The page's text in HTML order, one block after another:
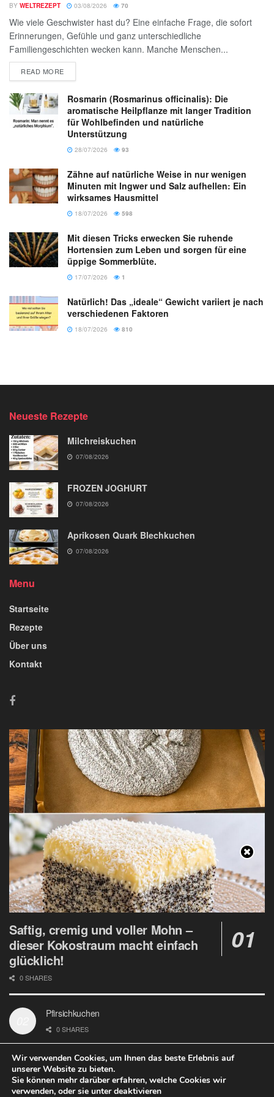
BY WELTREZEPT 03/08/2026 70
Wie viele Geschwister hast du? Eine einfache Frage, die sofort
Erinnerungen, Gefühle und ganz unterschiedliche
Familiengeschichten wecken kann. Manche Menschen...
READ MORE
Rosmarin (Rosmarinus officinalis): Die
aromatische Heilpflanze mit langer Tradition
für Wohlbefinden und natürliche
Unterstützung
28/07/2026 93
Zähne auf natürliche Weise in nur wenigen
Minuten mit Ingwer und Salz aufhellen: Ein
wirksames Hausmittel
18/07/2026 598
Mit diesen Tricks erwecken Sie ruhende
Hortensien zum Leben und sorgen für eine
üppige Sommerblüte.
17/07/2026 1
Natürlich! Das „ideale“ Gewicht variiert je nach
verschiedenen Faktoren
18/07/2026 810
Neueste Rezepte
Milchreiskuchen
07/08/2026
FROZEN JOGHURT
07/08/2026
Aprikosen Quark Blechkuchen
07/08/2026
Menu
Startseite
Rezepte
Über uns
Kontakt
Saftig, cremig und voller Mohn –
dieser Kokostraum macht einfach
glücklich!
0 SHARES
Pfirsichkuchen
0 SHARES
Wir verwenden Cookies, um Ihnen das beste Erlebnis auf
unserer Website zu bieten.
Sie können mehr darüber erfahren, welche Cookies wir
verwenden, oder sie unter deaktivieren